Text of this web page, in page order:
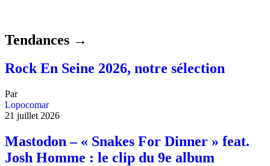
Tendances →
Rock En Seine 2026, notre sélection
Par
Lopocomar
21 juillet 2026
Mastodon – « Snakes For Dinner » feat.
Josh Homme : le clip du 9e album